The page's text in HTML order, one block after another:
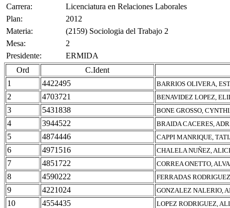
Carrera:
Licenciatura en Relaciones Laborales
Plan:
2012
Materia:
(2159) Sociologia del Trabajo 2
Mesa:
2
Presidente:
ERMIDA
Ord
C.Ident
1
4422495 BARRIOS OLIVERA,
2 4703721 BENAVIDEZ LOPEZ,
3 5431838 BONE GROSSO,
4 3944522 BRAIDA CACERES,
5 4874446 CAPPI MANRIQUE,
6 4971516 CHALELA NUÑEZ,
7 4851722 CORREA ONETTO,
8 4590222 FERRADAS
9 4221024 GONZALEZ NALERIO,
10 4554435 LOPEZ RODRIGUEZ,